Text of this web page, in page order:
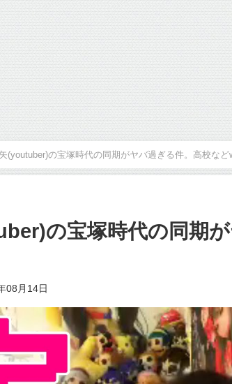
(youtuber)の宝塚時代の同期がヤバ過ぎる件。高校など
の宝塚時代の同期
08月14日